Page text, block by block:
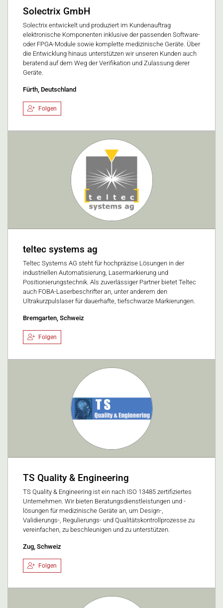
Solectrix GmbH
Solectrix entwickelt und produziert im Kundenauftrag
elektronische Komponenten inklusive der passenden Software-
oder FPGA-Module sowie komplette medizinische Geräte. Über
die Entwicklung hinaus unterstützen wir unseren Kunden auch
beratend auf dem Weg der Verifikation und Zulassung derer
Geräte.
Fürth, Deutschland
Folgen
teltec systems ag
Teltec Systems AG steht für hochpräzise Lösungen in der
industriellen Automatisierung, Lasermarkierung und
Positionierungstechnik. Als zuverlässiger Partner bietet Teltec
auch FOBA-Laserbeschrifter an, unter anderem den
Ultrakurzpulslaser für dauerhafte, tiefschwarze Markierungen.
Bremgarten, Schweiz
Folgen
TS Quality & Engineering
TS Quality & Engineering ist ein nach ISO 13485 zertifiziertes
Unternehmen. Wir bieten Beratungsdienstleistungen und -
lösungen für medizinische Geräte an, um Design-,
Validierungs-, Regulierungs- und Qualitätskontrollprozesse zu
vereinfachen, zu beschleunigen und zu unterstützen.
Zug, Schweiz
Folgen